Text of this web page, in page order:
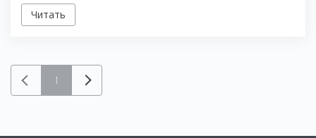
Читать
1